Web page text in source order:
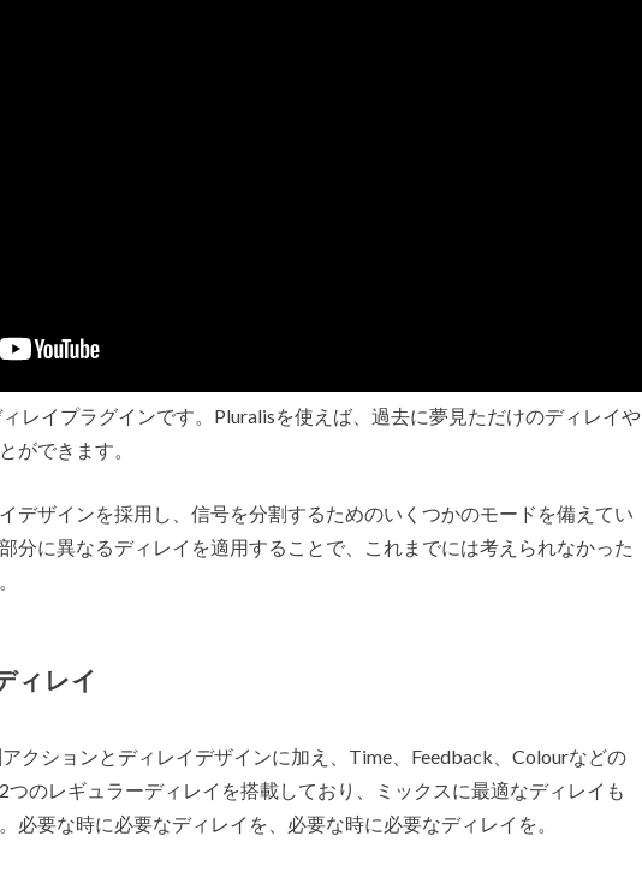
レイプラグインです。Pluralisを使えば、過去に夢見ただけのディレイや
ができます。
デザインを採用し、信号を分割するためのいくつかのモードを備えてい
分に異なるディレイを適用することで、これまでには考えられなかった
ィレイ
クションとディレイデザインに加え、Time、Feedback、Colourなどの
のレギュラーディレイを搭載しており、ミックスに最適なディレイも
必要な時に必要なディレイを、必要な時に必要なディレイを。